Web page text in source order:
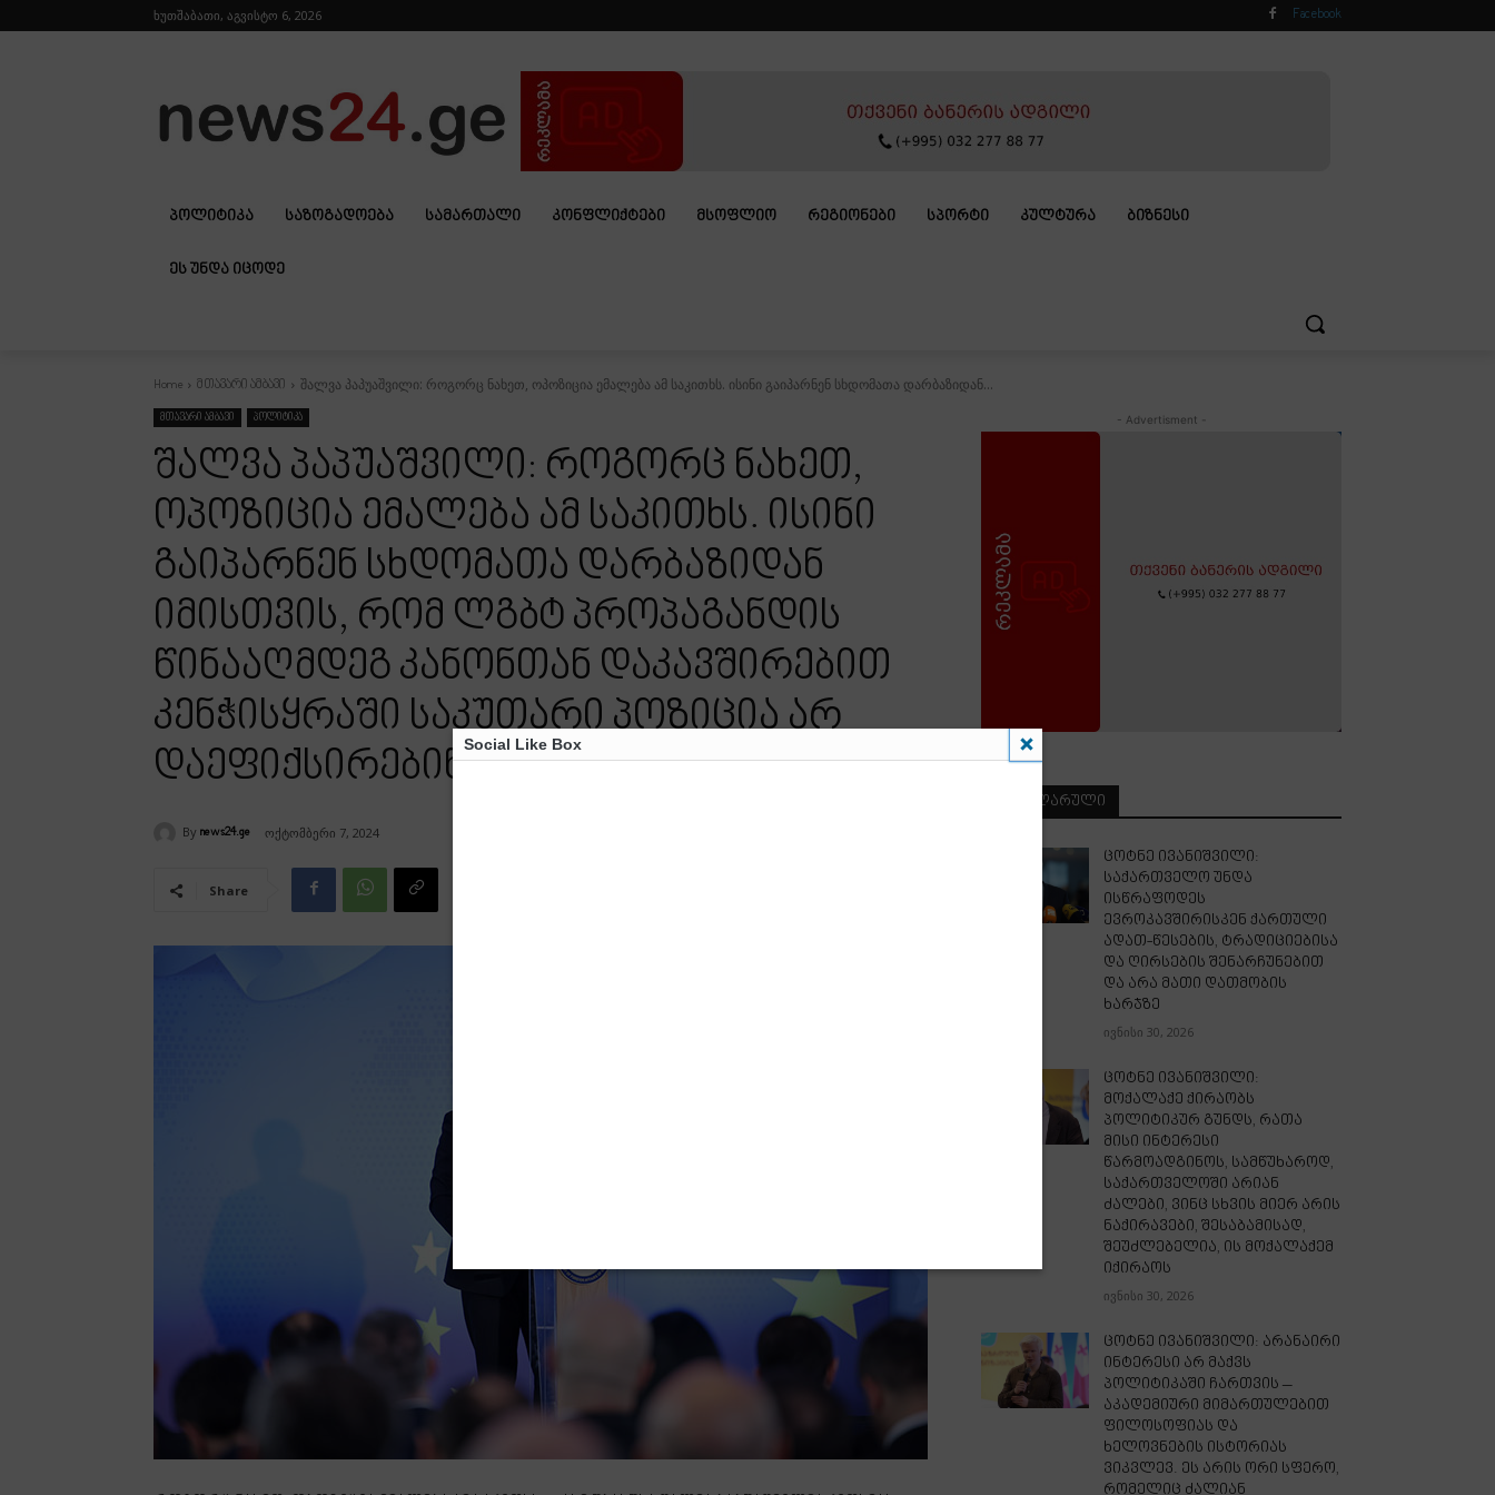
ხუთშაბათი, აგვისტო 6, 2026 Facebook
ᲞᲝᲚᲘᲢᲘᲙᲐ ᲡᲐᲖᲝᲒᲐᲓᲝᲔᲑᲐ ᲡᲐᲛᲐᲠᲗᲐᲚᲘ ᲙᲝᲜᲤᲚᲘᲥᲢᲔᲑᲘ ᲛᲡᲝᲤᲚᲘᲝ ᲠᲔᲒᲘᲝᲜᲔᲑᲘ ᲡᲞᲝᲠᲢᲘ ᲙᲣᲚᲢᲣᲠᲐ ᲑᲘᲖᲜᲔᲡᲘ
ᲔᲡ ᲣᲜᲓᲐ ᲘᲪᲝᲓᲔ
Home მთავარი ამბავი შალვა პაპუაშვილი: როგორც ნახეთ, ოპოზიცია ემალება ამ საკითხს. ისინი გაიპარნენ სხდომათა დარბაზიდან...
მთავარი ამბავი პოლიტიკა
შალვა პაპუაშვილი: როგორც ნახეთ,
ოპოზიცია ემალება ამ საკითხს. ისინი
გაიპარნენ სხდომათა დარბაზიდან
იმისთვის, რომ ლგბტ პროპაგანდის
წინააღმდეგ კანონთან დაკავშირებით
კენჭისყრაში საკუთარი პოზიცია არ
დაეფიქსირებინათ
By news24.ge ოქტომბერი 7, 2024
Share
- Advertisment -
ᲞᲝᲞᲣᲚᲐᲠᲣᲚᲘ
ცოტნე ივანიშვილი:
საქართველო უნდა
ისწრაფოდეს
ევროკავშირისკენ ქართული
ადათ-წესების, ტრადიციებისა
და ღირსების შენარჩუნებით
და არა მათი დათმობის
ხარჯზე
ივნისი 30, 2026
ცოტნე ივანიშვილი:
მოქალაქე ქირაობს
პოლიტიკურ გუნდს, რათა
მისი ინტერესი
წარმოადგინოს, სამწუხაროდ,
საქართველოში არიან
ძალები, ვინც სხვის მიერ არის
ნაქირავები, შესაბამისად,
შეუძლებელია, ის მოქალაქემ
იქირაოს
ივნისი 30, 2026
ცოტნე ივანიშვილი: არანაირი
ინტერესი არ მაქვს
პოლიტიკაში ჩართვის –
აკადემიური მიმართულებით
ფილოსოფიას და
ხელოვნების ისტორიას
ვიკვლევ. ეს არის ორი სფერო,
რომელიც ძალიან
Social Like Box